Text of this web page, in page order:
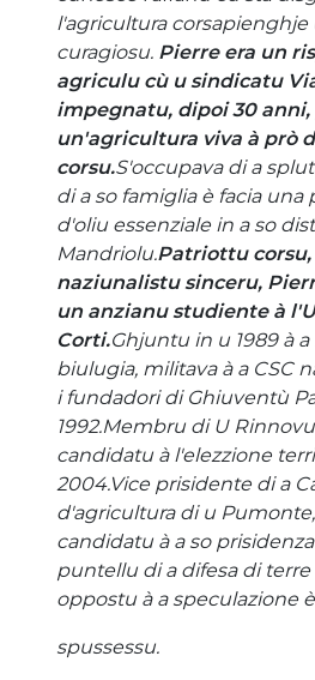
l'agricultura
curagiosu. Pierre era un
agriculu cù u sindicatu
impegnatu, dipoi 30 anni,
un'agricultura viva à prò
corsu.S'occupava di a
di a so famiglia è facia una
d'oliu essenziale in a so
Mandriolu.Patriottu
naziunalistu sinceru,
un anzianu studiente à
Corti.Ghjuntu in u 1989 à
biulugia, militava à a CSC
i fundadori di Ghiuventù
1992.Membru di U
candidatu à l'elezzione
2004.Vice prisidente di a
d'agricultura di u
candidatu à a so
puntellu di a difesa di
oppostu à a speculazione
spussessu.